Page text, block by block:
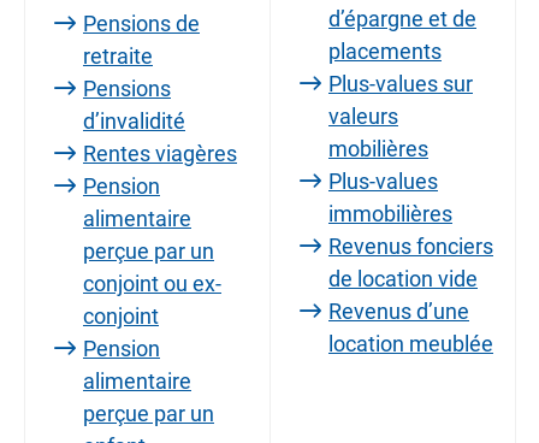
Pensions de
retraite
Pensions
d’invalidité
Rentes viagères
Pension
alimentaire
perçue par un
conjoint ou ex-
conjoint
Pension
alimentaire
perçue par un
d’épargne et de
placements
Plus-values sur
valeurs
mobilières
Plus-values
immobilières
Revenus fonciers
de location vide
Revenus d’une
location meublée